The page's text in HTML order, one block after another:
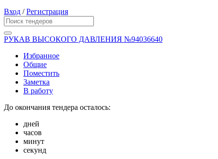
Вход /Регистрация
РУКАВ ВЫСОКОГО ДАВЛЕНИЯ №94036640
Избранное
Общие
Поместить
Заметка
В работу
До окончания тендера осталось:
дней
часов
минут
секунд